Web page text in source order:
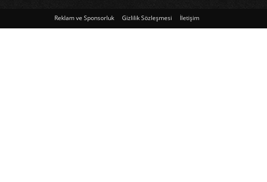
Reklam ve Sponsorluk Gizlilik Sözleşmesi İletişim